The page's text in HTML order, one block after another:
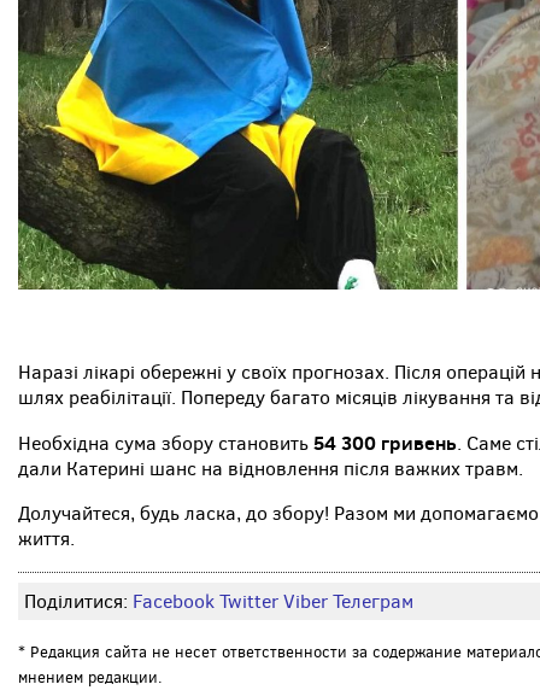
Наразі лікарі обережні у своїх прогнозах. Після
шлях реабілітації. Попереду багато місяців лікування
Необхідна сума збору становить54 300 гривень. Саме
дали Катерині шанс на відновлення після важких травм.
Долучайтеся, будь ласка, до збору! Разом ми
життя.
Поділитися: FacebookTwitterViberТелеграм
* Редакция сайта не несет ответственности за содержание
мнением редакции.